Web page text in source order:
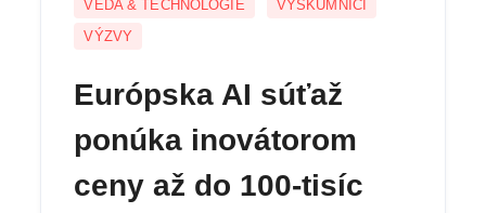
VEDA & TECHNOLÓGIE
VÝSKUMNÍCI
VÝZVY
Európska AI súťaž
ponúka inovátorom
ceny až do 100-tisíc